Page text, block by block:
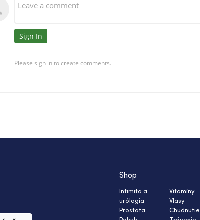
Shop
Intimita a
urólogia
Prostata
Vitamíny
Vlasy
Chudnutie